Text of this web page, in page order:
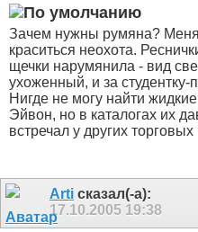
Зачем нужны румяна? Меня
краситься неохота.
щечки нарумянила - вид
ухоженный, и за
Нигде не могу найти
Эйвон, но в каталогах их
встречал у других
Arti сказал(-а):
17.10.2005 19:38